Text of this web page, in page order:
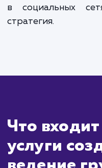
Сколько
стратегии
профиля. Однако
после этого.